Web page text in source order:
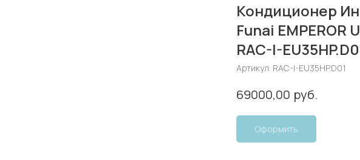
Кондиционер
Funai EMPEROR
RAC-I-
Артикул: RAC-I-EU35HP.D01
69000,00 руб.
Оформить